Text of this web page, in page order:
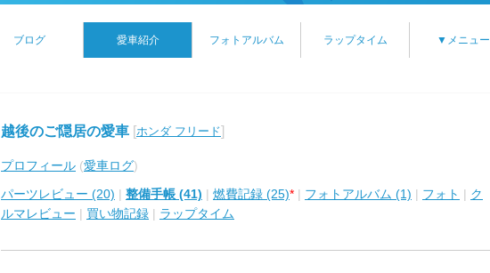
ブログ 愛車紹介 フォトアルバム ラップタイム ▼メニュー
越後のご隠居の愛車 [ホンダ フリード]
プロフィール (愛車ログ)
パーツレビュー (20) | 整備手帳 (41) | 燃費記録 (25)* | フォトアルバム (1) | フォト | ク
ルマレビュー | 買い物記録 | ラップタイム